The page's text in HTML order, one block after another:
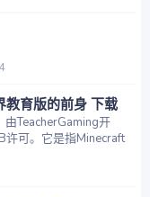
育版的前身 下载
由TeacherGaming开
许可。它是指Minecraft